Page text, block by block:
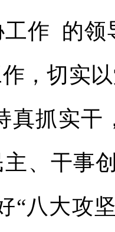
作 的领
，切实
真抓实干
、干事
“八大攻